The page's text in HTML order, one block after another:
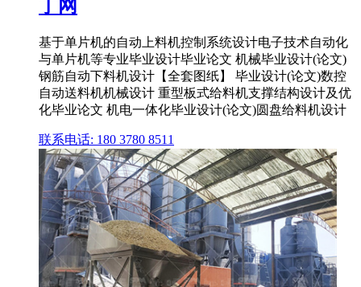
丁网
基于单片机的自动上料机控制系统设计电子技术自动化
与单片机等专业毕业设计毕业论文 机械毕业设计(论文)
钢筋自动下料机设计【全套图纸】 毕业设计(论文)数控
自动送料机机械设计 重型板式给料机支撑结构设计及优
化毕业论文 机电一体化毕业设计(论文)圆盘给料机设计
联系电话: 180 3780 8511